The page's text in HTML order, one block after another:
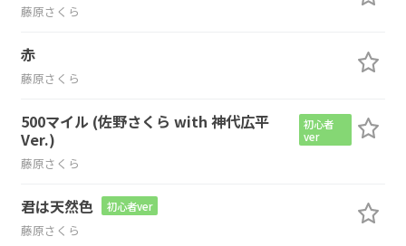
藤原さくら
赤
藤原さくら
500マイル (佐野さくら with 神代広平
Ver.)
初心者
ver
藤原さくら
君は天然色 初心者ver
藤原さくら